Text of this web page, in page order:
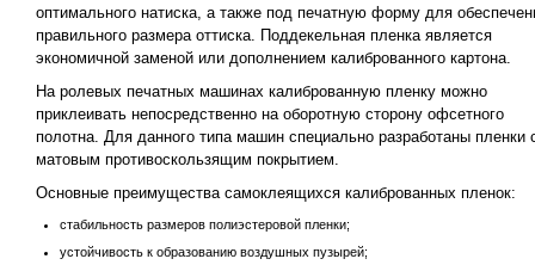
оптимального натиска, а также под печатную форму для
правильного размера оттиска. Поддекельная пленка является
экономичной заменой или дополнением калиброванного картона.
На ролевых печатных машинах калиброванную пленку можно
приклеивать непосредственно на оборотную сторону офсетного
полотна. Для данного типа машин специально разработаны пленки
матовым противоскользящим покрытием.
Основные преимущества самоклеящихся калиброванных пленок:
стабильность размеров полиэстеровой пленки;
устойчивость к образованию воздушных пузырей;